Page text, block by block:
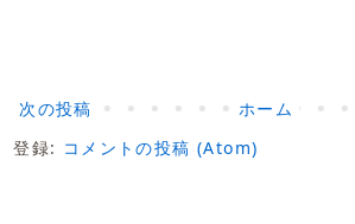
次の投稿
ホーム
登録: コメントの投稿 (Atom)